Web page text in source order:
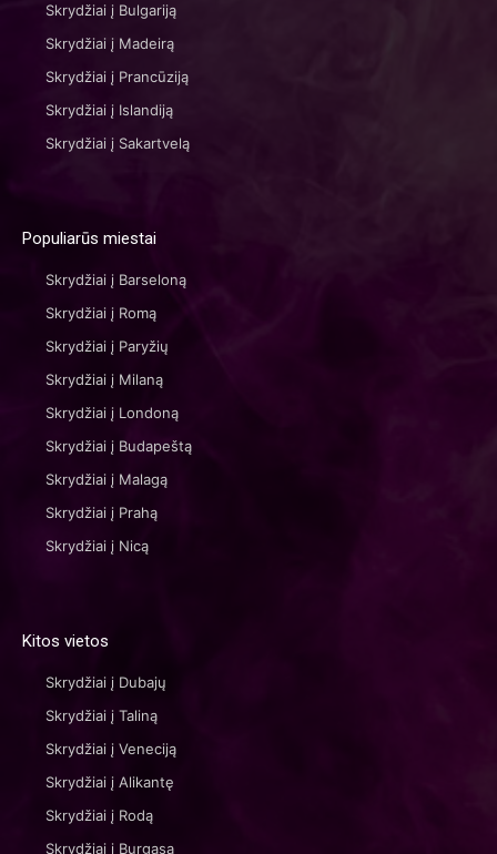
Skrydžiai į Bulgariją
Skrydžiai į Madeirą
Skrydžiai į Prancūziją
Skrydžiai į Islandiją
Skrydžiai į Sakartvelą
Populiarūs miestai
Skrydžiai į Barseloną
Skrydžiai į Romą
Skrydžiai į Paryžių
Skrydžiai į Milaną
Skrydžiai į Londoną
Skrydžiai į Budapeštą
Skrydžiai į Malagą
Skrydžiai į Prahą
Skrydžiai į Nicą
Kitos vietos
Skrydžiai į Dubajų
Skrydžiai į Taliną
Skrydžiai į Veneciją
Skrydžiai į Alikantę
Skrydžiai į Rodą
Skrydžiai į Burgasą